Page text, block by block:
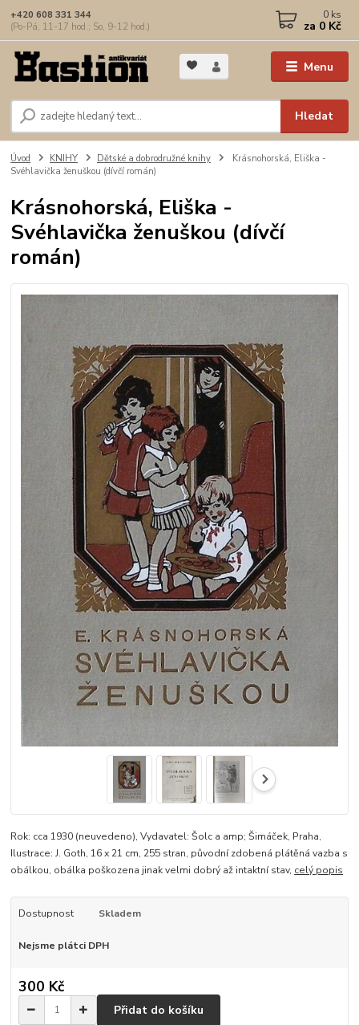
Menu
Hledat
+420 608 331 344
(Po-Pá, 11-17 hod.; So, 9-12 hod.)
0 ks
za 0 Kč
Úvod KNIHY Dětské a dobrodružné knihy
Krásnohorská, Eliška -
Svéhlavička ženuškou (dívčí román)
Krásnohorská, Eliška -
Svéhlavička ženuškou (dívčí
román)
Rok: cca 1930 (neuvedeno), Vydavatel: Šolc a amp; Šimáček, Praha,
Ilustrace: J. Goth, 16 x 21 cm, 255 stran, původní zdobená plátěná vazba s
obálkou, obálka poškozena jinak velmi dobrý až intaktní stav, celý popis
Dostupnost Skladem
Nejsme plátci DPH
300 Kč
Přidat do košíku